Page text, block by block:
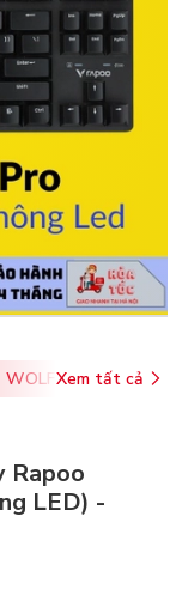
WOLF50KXem tất cả
Rapoo
LED) -